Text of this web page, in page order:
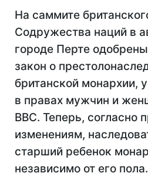
На саммите
Содружества наций в
городе Перте
закон о
британской монархии,
в правах мужчин и
BBC. Теперь, согласно
изменениям,
старший ребенок
независимо от его пола.